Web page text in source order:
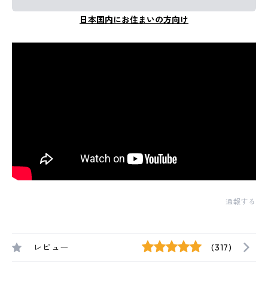
日本国内にお住まいの方向け
通報する
レビュー (317)